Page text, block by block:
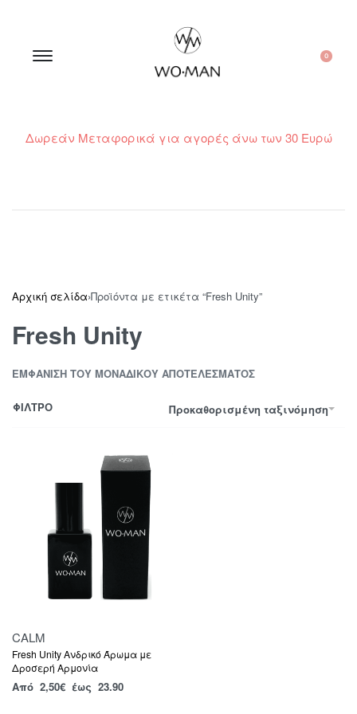
0
Δωρεάν Μεταφορικά για αγορές άνω των 30 Ευρώ
Αρχική σελίδα›Προϊόντα με ετικέτα “Fresh Unity”
Fresh Unity
ΕΜΦΆΝΙΣΗ ΤΟΥ ΜΟΝΑΔΙΚΟΎ ΑΠΟΤΕΛΈΣΜΑΤΟΣ
Προκαθορισμένη ταξινόμηση
ΦΙΛΤΡΟ
CALM
Fresh Unity Ανδρικό Άρωμα με
Δροσερή Αρμονία
Από 2,50€ έως 23.90